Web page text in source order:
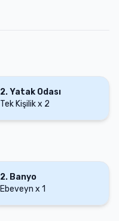
2.Yatak Odası
Tek Kişilikx 2
2. Banyo
Ebeveyn x 1